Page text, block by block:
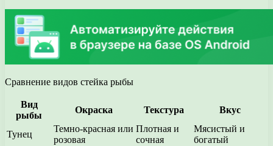
Сравнение видов стейка рыбы
Вид
рыбы
Окраска Текстура Вкус
Тунец
Темно-красная или
розовая
Плотная и
сочная
Мясистый и
богатый